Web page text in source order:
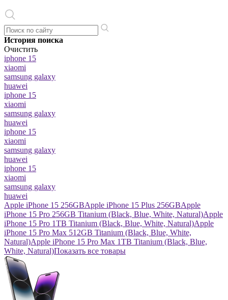
История поиска
Очистить
iphone 15
xiaomi
samsung galaxy
huawei
iphone 15
xiaomi
samsung galaxy
huawei
iphone 15
xiaomi
samsung galaxy
huawei
iphone 15
xiaomi
samsung galaxy
huawei
Apple iPhone 15 256GBApple iPhone 15 Plus 256GBApple
iPhone 15 Pro 256GB Titanium (Black, Blue, White, Natural)Apple
iPhone 15 Pro 1TB Titanium (Black, Blue, White, Natural)Apple
iPhone 15 Pro Max 512GB Titanium (Black, Blue, White,
Natural)Apple iPhone 15 Pro Max 1TB Titanium (Black, Blue,
White, Natural)Показать все товары